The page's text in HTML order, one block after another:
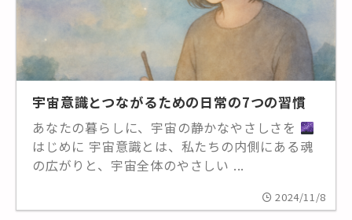
宇宙意識とつながるための日常の7つの習慣
あなたの暮らしに、宇宙の静かなやさしさを
はじめに 宇宙意識とは、私たちの内側にある魂
の広がりと、宇宙全体のやさしい ...
2024/11/8